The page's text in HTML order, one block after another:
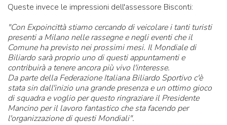
Queste invece le impressioni dell'assessore Bisconti:
"Con Expoincittà stiamo cercando di veicolare i tanti turisti
presenti a Milano nelle rassegne e negli eventi che il
Comune ha previsto nei prossimi mesi. Il Mondiale di
Biliardo sarà proprio uno di questi appuntamenti e
contribuirà a tenere ancora più vivo l'interesse.
Da parte della Federazione Italiana Biliardo Sportivo c'è
stata sin dall'inizio una grande presenza e un ottimo gioco
di squadra e voglio per questo ringraziare il Presidente
Mancino per il lavoro fantastico che sta facendo per
l'organizzazione di questi Mondiali".